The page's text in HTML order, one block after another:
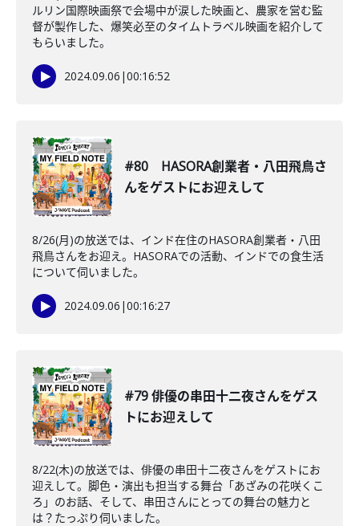
ルリン国際映画祭で会場中が涙した映画と、農家を営む監
督が製作した、爆笑必至のタイムトラベル映画を紹介して
もらいました。
2024.09.06 |00:16:52
#80 HASORA創業者・八田飛鳥さ
んをゲストにお迎えして
8/26(月)の放送では、インド在住のHASORA創業者・八田
飛鳥さんをお迎え。HASORAでの活動、インドでの食生活
について伺いました。
2024.09.06 |00:16:27
#79 俳優の串田十二夜さんをゲス
トにお迎えして
8/22(木)の放送では、俳優の串田十二夜さんをゲストにお
迎えして。脚色・演出も担当する舞台「あざみの花咲くこ
ろ」のお話、そして、串田さんにとっての舞台の魅力と
は？たっぷり伺いました。